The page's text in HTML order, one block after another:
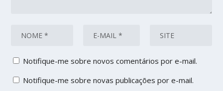
Notifique-me sobre novos comentários por e-mail.
Notifique-me sobre novas publicações por e-mail.